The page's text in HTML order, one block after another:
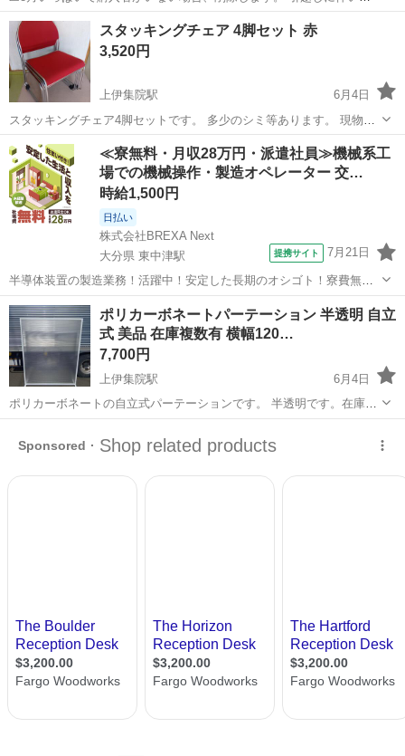
具、雑貨を断捨離中です！ ★値引きしました！ 出品当初よりかなり
値引きしておりますため、これ以上の値引きはしません。 ❗️引越しした
ため、お引渡し場所変更...
鹿児島 鹿児島市 上塩屋駅 オフィス用家具
ローラ アシュレイ
スタッキングチェア 4脚セット 赤
3,520円
上伊集院駅
6月4日
スタッキングチェア4脚セットです。 多少のシミ等あります。 現物確
認できますのでお気軽にお問い合わせください。
鹿児島 鹿児島市 上伊集院駅 オフィス用家具
スタッキングチェア
≪寮無料・月収28万円・派遣社員≫機械系工
場での機械操作・製造オペレーター 交…
時給1,500円
日払い
株式会社BREXA Next
大分県 東中津駅
提携サイト 7月21日
半導体装置の製造業務！活躍中！安定した長期のオシゴト！寮費無料
★赴任旅費会社負担◎20代～40代の男性活躍中★未経験活躍中！高時
給1,500円！《大分県中津市》 人気の工場のお仕事 ◇半導体装置内部
のシート製造◇ ＊クリー...
大分 中津市 東中津駅 その他
ポリカーボネートパーテーション 半透明 自立
式 美品 在庫複数有 横幅120…
7,700円
上伊集院駅
6月4日
ポリカーボネートの自立式パーテーションです。 半透明です。在庫複
数あります。 サイズは横幅1200×高さ1523mmです。 大きな傷等なく
キレイです。 現物確認可能です。お気軽にお問い合わせください。
ポリカーボネート